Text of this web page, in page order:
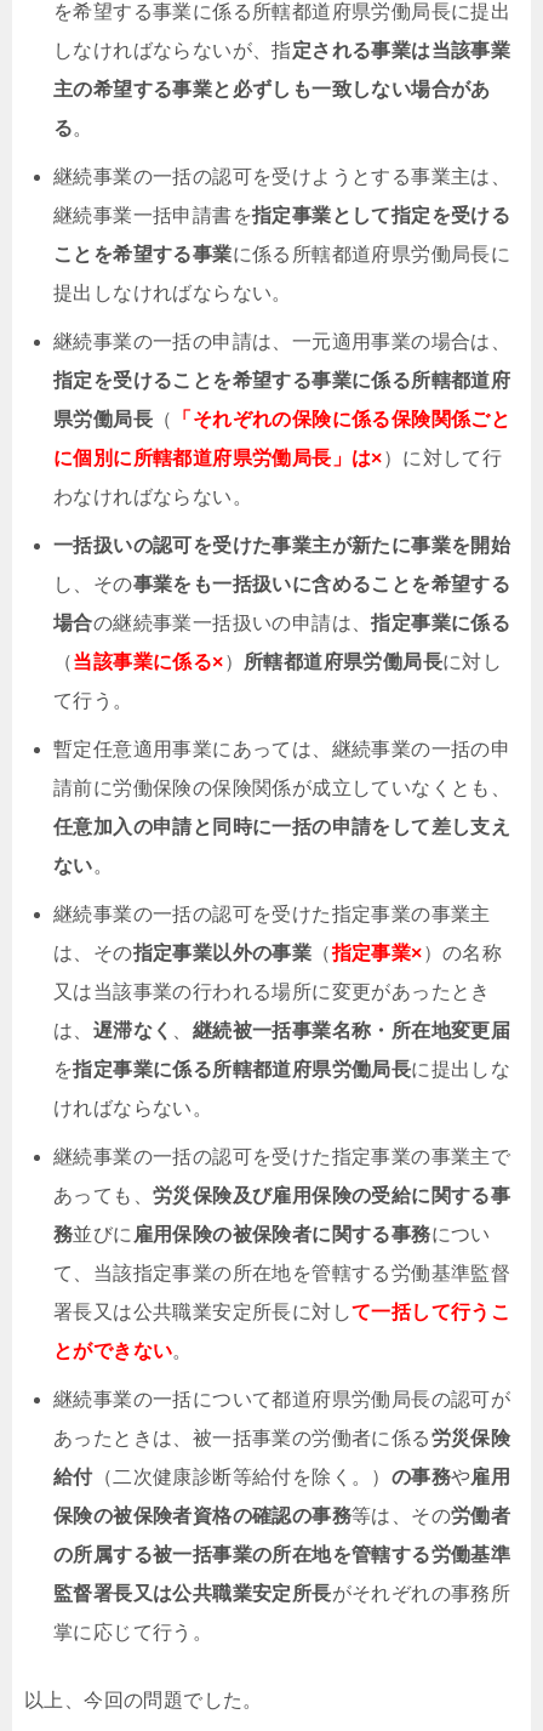
を希望する事業に係る所轄都道府県労働局長に提出
しなければならないが、指定される事業は当該事業
主の希望する事業と必ずしも一致しない場合があ
る。
継続事業の一括の認可を受けようとする事業主は、
継続事業一括申請書を指定事業として指定を受ける
ことを希望する事業に係る所轄都道府県労働局長に
提出しなければならない。
継続事業の一括の申請は、一元適用事業の場合は、
指定を受けることを希望する事業に係る所轄都道府
県労働局長 （ 「 それぞれの保険に係る保険関係ごと
に個別に所轄都道府県労働局長」は×）に対して行
わなければならない。
一括扱いの認可を受けた事業主が新たに事業を開始
し、その事業をも一括扱いに含めることを希望する
場合の継続事業一括扱いの申請は、指定事業に係る
（当該事業に係る×） 所轄都道府県労働局長に対し
て行う。
暫定任意適用事業にあっては、継続事業の一括の申
請前に労働保険の保険関係が成立していなくとも、
任意加入の申請と同時に一括の申請をして差し支え
ない。
継続事業の一括の認可を受けた指定事業の事業主
は、その指定事業以外の事業 （指定事業×）の名称
又は当該事業の行われる場所に変更があったとき
は、 遅滞なく 、 継続被一括事業名称・所在地変更届
を指定事業に係る所轄都道府県労働局長に提出しな
ければならない。
継続事業の一括の認可を受けた指定事業の事業主で
あっても、 労災保険及び雇用保険の受給に関する事
務並びに雇用保険の被保険者に関する事務につい
て、当該指定事業の所在地を管轄する労働基準監督
署長又は公共職業安定所長に対して一括して行うこ
とができない。
継続事業の一括について都道府県労働局長の認可が
あったときは、被一括事業の労働者に係る労災保険
給付（二次健康診断等給付を除く。） の事務や雇用
保険の被保険者資格の確認の事務等は、その労働者
の所属する被一括事業の所在地を管轄する労働基準
監督署長又は公共職業安定所長がそれぞれの事務所
掌に応じて行う。
以上、今回の問題でした。